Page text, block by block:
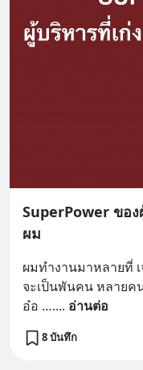
SuperPower ขอ
ผม
ผมทำงานมาหลายที่
จะเป็นพันคน หลายค
อ๋อ ….... อ่านต่อ
8 บันทึก